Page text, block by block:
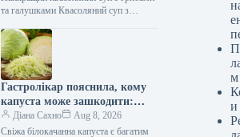
та галушками Квасоляний суп з
кулінарне диво, створене для…
Гастролікар пояснила, кому
капуста може зашкодити:
деталі на Gastronom.ru
Діана Сахно
Aug 8, 2026
Свіжа білокачанна капуста є багатим
м
и